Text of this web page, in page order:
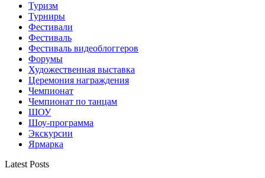
Туризм
Турниры
Фестивали
Фестиваль
Фестиваль видеоблоггеров
Форумы
Художественная выставка
Церемония награждения
Чемпионат
Чемпионат по танцам
ШОУ
Шоу-программа
Экскурсии
Ярмарка
Latest Posts